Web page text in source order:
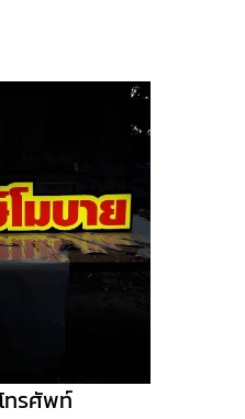
ทรศัพท์